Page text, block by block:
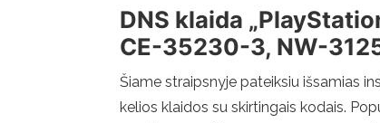
DNS klaida
CE-35230-3, NW-
Šiame straipsnyje pateiksiu išsamias
kelios klaidos su skirtingais kodais.